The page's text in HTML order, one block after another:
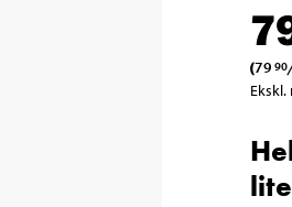
(79 90